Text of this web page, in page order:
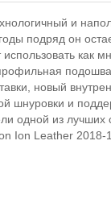
и
подряд он
как
новый
шнуровки и
одной из
Ion Leather 2018-